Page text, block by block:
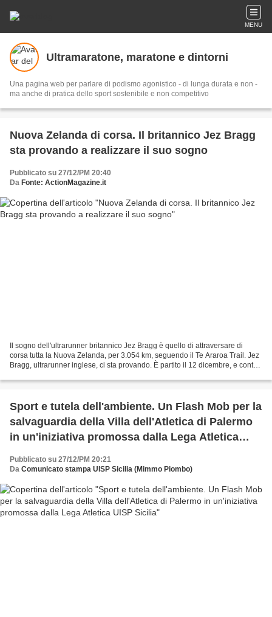
MENU
Ultramaratone, maratone e dintorni
Una pagina web per parlare di podismo agonistico - di lunga durata e non -
ma anche di pratica dello sport sostenibile e non competitivo
Nuova Zelanda di corsa. Il britannico Jez Bragg
sta provando a realizzare il suo sogno
Pubblicato su 27/12/PM 20:40
Da Fonte: ActionMagazine.it
Il sogno dell'ultrarunner britannico Jez Bragg è quello di attraversare di
corsa tutta la Nuova Zelanda, per 3.054 km, seguendo il Te Araroa Trail. Jez
Bragg, ultrarunner inglese, ci sta provando. È partito il 12 dicembre, e conta
Sport e tutela dell'ambiente. Un Flash Mob per la
salvaguardia della Villa dell'Atletica di Palermo
in un'iniziativa promossa dalla Lega Atletica
Pubblicato su 27/12/PM 20:21
Da Comunicato stampa UISP Sicilia (Mimmo Piombo)